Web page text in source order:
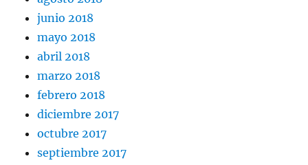
junio 2018
mayo 2018
abril 2018
marzo 2018
febrero 2018
diciembre 2017
octubre 2017
septiembre 2017